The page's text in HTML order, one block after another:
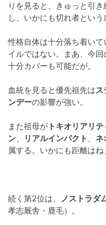
りを見ると、きゅっと引
し、いかにも切れ者という
性格自体は十分落ち着い
イルではない。まあ、今
十分カバーも可能だが。
血統を見ると優先祖先はス
ンデーの影響が強い。
また祖母が トキオリアリ
ン、 リアルインパクト 、 ネ
属する。いかにも距離はね
続く第2位は、 ノストラダ
孝志厩舎・鹿毛）。